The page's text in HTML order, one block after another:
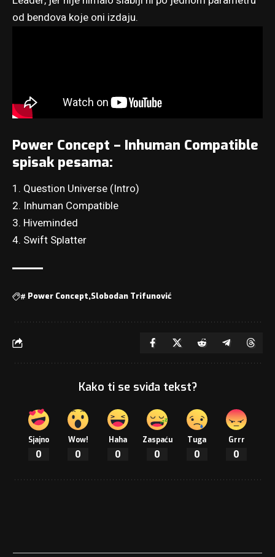
od bendova koje oni izdaju.
Power Concept – Inhuman Compatible
spisak pesama:
1. Question Universe (Intro)
2. Inhuman Compatible
3. Hiveminded
4. Swift Splatter
# Power Concept Slobodan Trifunović
Kako ti se sviđa tekst?
Sjajno
0
Wow!
0
Haha
0
Zaspaću
0
Tuga
0
Grrr
0